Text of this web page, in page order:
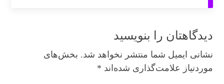
دیدگاهتان را بنویسید
نشانی ایمیل شما منتشر نخواهد شد. بخش‌های
موردنیاز علامت‌گذاری شده‌اند *